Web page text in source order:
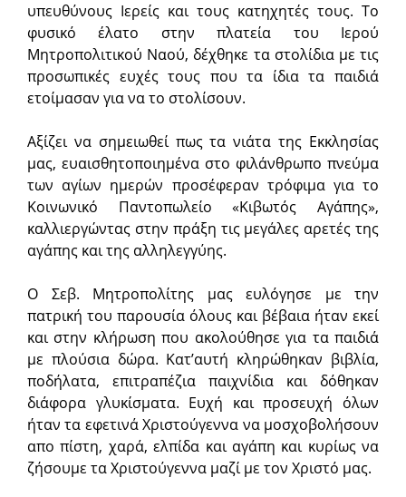
υπευθύνους Ιερείς και τους κατηχητές τους. Το
φυσικό έλατο στην πλατεία του Ιερού
Μητροπολιτικού Ναού, δέχθηκε τα στολίδια με τις
προσωπικές ευχές τους που τα ίδια τα παιδιά
ετοίμασαν για να το στολίσουν.
Αξίζει να σημειωθεί πως τα νιάτα της Εκκλησίας
μας, ευαισθητοποιημένα στο φιλάνθρωπο πνεύμα
των αγίων ημερών προσέφεραν τρόφιμα για το
Κοινωνικό Παντοπωλείο «Κιβωτός Αγάπης»,
καλλιεργώντας στην πράξη τις μεγάλες αρετές της
αγάπης και της αλληλεγγύης.
Ο Σεβ. Μητροπολίτης μας ευλόγησε με την
πατρική του παρουσία όλους και βέβαια ήταν εκεί
και στην κλήρωση που ακολούθησε για τα παιδιά
με πλούσια δώρα. Κατ’αυτή κληρώθηκαν βιβλία,
ποδήλατα, επιτραπέζια παιχνίδια και δόθηκαν
διάφορα γλυκίσματα. Ευχή και προσευχή όλων
ήταν τα εφετινά Χριστούγεννα να μοσχοβολήσουν
απο πίστη, χαρά, ελπίδα και αγάπη και κυρίως να
ζήσουμε τα Χριστούγεννα μαζί με τον Χριστό μας.